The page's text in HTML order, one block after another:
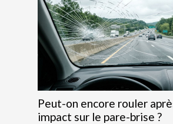
Peut-on encore rouler
impact sur le pare-brise ?